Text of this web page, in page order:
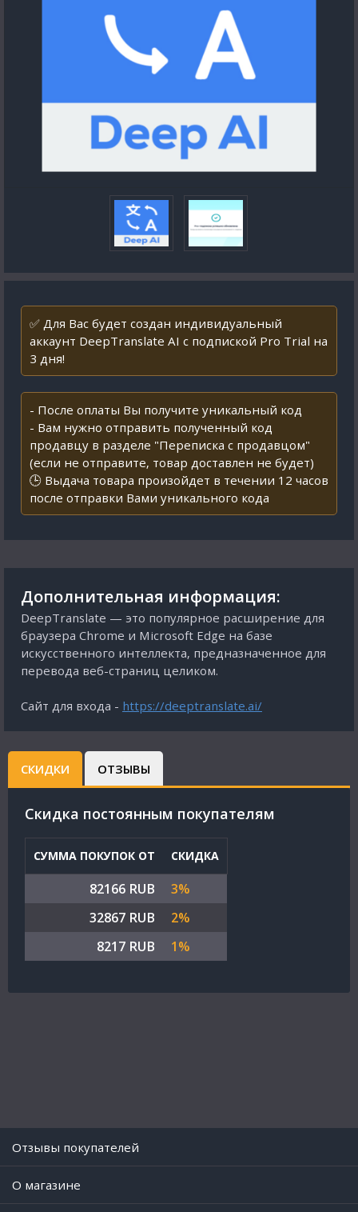
✅ Для Вас будет создан индивидуальный
аккаунт DeepTranslate AI с подпиской Pro Trial на
3 дня!
- После оплаты Вы получите уникальный код
- Вам нужно отправить полученный код
продавцу в разделе "Переписка с продавцом"
(если не отправите, товар доставлен не будет)
🕒 Выдача товара произойдет в течении 12 часов
после отправки Вами уникального кода
Дополнительная информация:
DeepTranslate — это популярное расширение для
браузера Chrome и Microsoft Edge на базе
искусственного интеллекта, предназначенное для
перевода веб-страниц целиком.
Сайт для входа - https://deeptranslate.ai/
СКИДКИ ОТЗЫВЫ
Cкидка постоянным покупателям
СУММА ПОКУПОК ОТ СКИДКА
82166 RUB
3%
32867 RUB
2%
8217 RUB
1%
Отзывы покупателей
O магазине